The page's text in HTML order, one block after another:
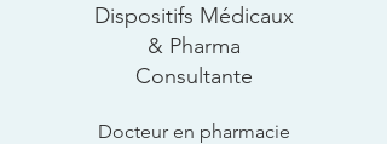
Dispositifs Médicaux
& Pharma
Consultante
Docteur en pharmacie